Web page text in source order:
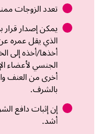
تعدد الزوجات
يمكن إصدار
أخذها/أخذه إلى
الجنسي لأعضاء
أخرى من العنف
بالشرف.
إن إثبات دافع
أشد.